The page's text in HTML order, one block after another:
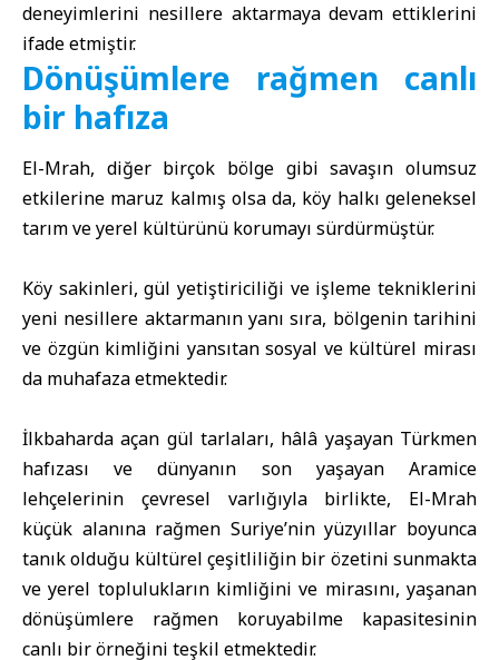
deneyimlerini nesillere aktarmaya devam ettiklerini
ifade etmiştir.
Dönüşümlere rağmen canlı
bir hafıza
El-Mrah, diğer birçok bölge gibi savaşın olumsuz
etkilerine maruz kalmış olsa da, köy halkı geleneksel
tarım ve yerel kültürünü korumayı sürdürmüştür.
Köy sakinleri, gül yetiştiriciliği ve işleme tekniklerini
yeni nesillere aktarmanın yanı sıra, bölgenin tarihini
ve özgün kimliğini yansıtan sosyal ve kültürel mirası
da muhafaza etmektedir.
İlkbaharda açan gül tarlaları, hâlâ yaşayan Türkmen
hafızası ve dünyanın son yaşayan Aramice
lehçelerinin çevresel varlığıyla birlikte, El-Mrah
küçük alanına rağmen Suriye’nin yüzyıllar boyunca
tanık olduğu kültürel çeşitliliğin bir özetini sunmakta
ve yerel toplulukların kimliğini ve mirasını, yaşanan
dönüşümlere rağmen koruyabilme kapasitesinin
canlı bir örneğini teşkil etmektedir.